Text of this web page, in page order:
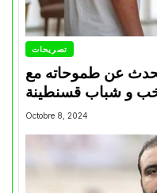
تصريحات
عن طموحاته مع
و شباب قسنطينة
Octobre 8, 2024